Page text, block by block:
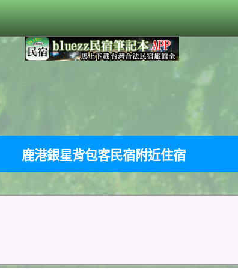
鹿港銀星背包客民宿附近住宿